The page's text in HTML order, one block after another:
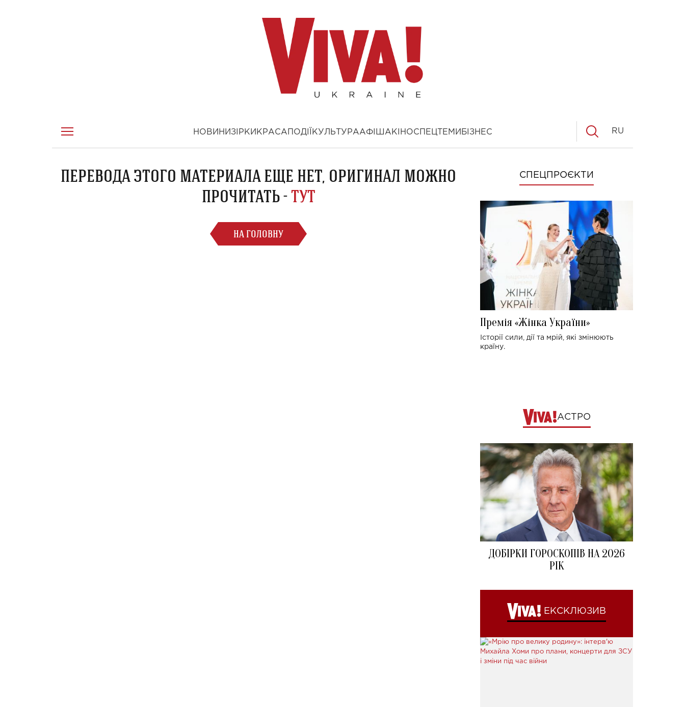
НОВИНИ ЗІРКИ КРАСА ПОДІЇ КУЛЬТУРААФІША КІНОСПЕЦТЕМИ БІЗНЕС RU
ПЕРЕВОДА ЭТОГО МАТЕРИАЛА ЕЩЕ НЕТ, ОРИГИНАЛ МОЖНО
ПРОЧИТАТЬ -ТУТ
НА ГОЛОВНУ
СПЕЦПРОЄКТИ
Премія «Жінка України»
Історії сили, дії та мрій, які змінюють
країну.
АСТРО
ДОБІРКИ ГОРОСКОПІВ НА 2026
РІК
ЕКСКЛЮЗИВ